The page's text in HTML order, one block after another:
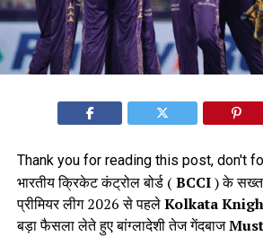
Thank you for reading this post, don't
भारतीय क्रिकेट कंट्रोल बोर्ड (BCCI) के सख्त
प्रीमियर लीग 2026 से पहलेKolkata
बड़ा फैसला लेते हुए बांग्लादेशी तेज गेंदबाज